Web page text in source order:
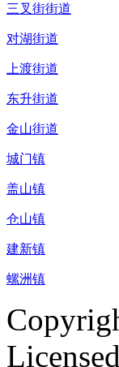
三叉街街道
对湖街道
上渡街道
东升街道
金山街道
城门镇
盖山镇
仓山镇
建新镇
螺洲镇
Licensed